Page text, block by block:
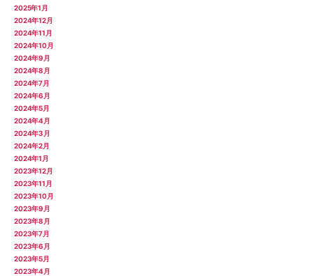
2025年1月
2024年12月
2024年11月
2024年10月
2024年9月
2024年8月
2024年7月
2024年6月
2024年5月
2024年4月
2024年3月
2024年2月
2024年1月
2023年12月
2023年11月
2023年10月
2023年9月
2023年8月
2023年7月
2023年6月
2023年5月
2023年4月